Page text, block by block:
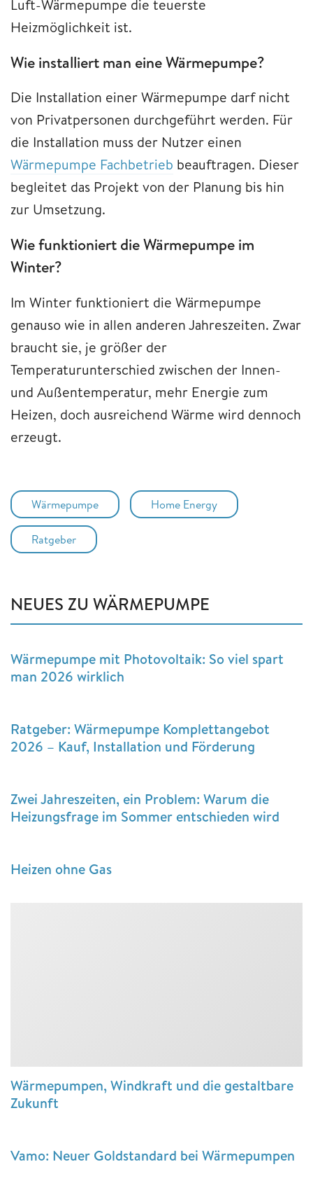
Luft-Wärmepumpe die teuerste
Heizmöglichkeit ist.
Wie installiert man eine Wärmepumpe?
Die Installation einer Wärmepumpe darf nicht
von Privatpersonen durchgeführt werden. Für
die Installation muss der Nutzer einen
Wärmepumpe Fachbetrieb beauftragen. Dieser
begleitet das Projekt von der Planung bis hin
zur Umsetzung.
Wie funktioniert die Wärmepumpe im
Winter?
Im Winter funktioniert die Wärmepumpe
genauso wie in allen anderen Jahreszeiten. Zwar
braucht sie, je größer der
Temperaturunterschied zwischen der Innen-
und Außentemperatur, mehr Energie zum
Heizen, doch ausreichend Wärme wird dennoch
erzeugt.
Wärmepumpe Home Energy
Ratgeber
NEUES ZU WÄRMEPUMPE
Wärmepumpe mit Photovoltaik: So viel spart
man 2026 wirklich
Ratgeber: Wärmepumpe Komplettangebot
2026 – Kauf, Installation und Förderung
Zwei Jahreszeiten, ein Problem: Warum die
Heizungsfrage im Sommer entschieden wird
Heizen ohne Gas
Wärmepumpen, Windkraft und die gestaltbare
Zukunft
Vamo: Neuer Goldstandard bei Wärmepumpen